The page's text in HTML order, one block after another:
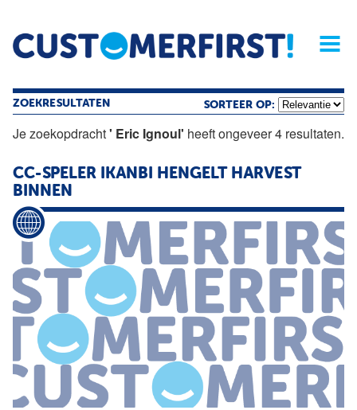
Home Opinie Archief
Magazine
ZOEKRESULTATEN SORTEER OP:
Je zoekopdracht' Eric Ignoul' heeft ongeveer 4 resultaten.
CC-SPELER IKANBI HENGELT HARVEST
BINNEN